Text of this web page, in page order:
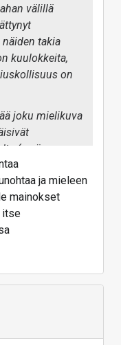
välillä
takia
kuulokkeita,
on
joku mielikuva
(myös
ja mieleen
mainokset
itse